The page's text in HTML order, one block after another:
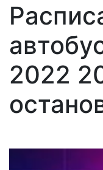
2022